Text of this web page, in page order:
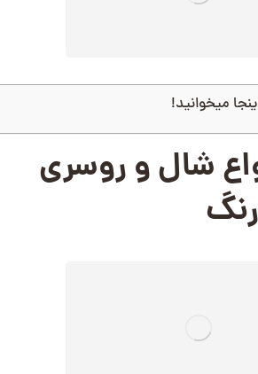
میخوانید!
شال و روسری